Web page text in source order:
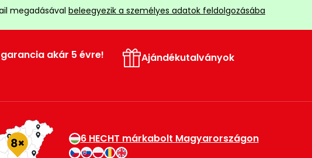
megadásával beleegyezik a személyes adatok feldolgozásába
akár 5 évre! Ajándékutalványok
6 HECHT márkabolt Magyarországon